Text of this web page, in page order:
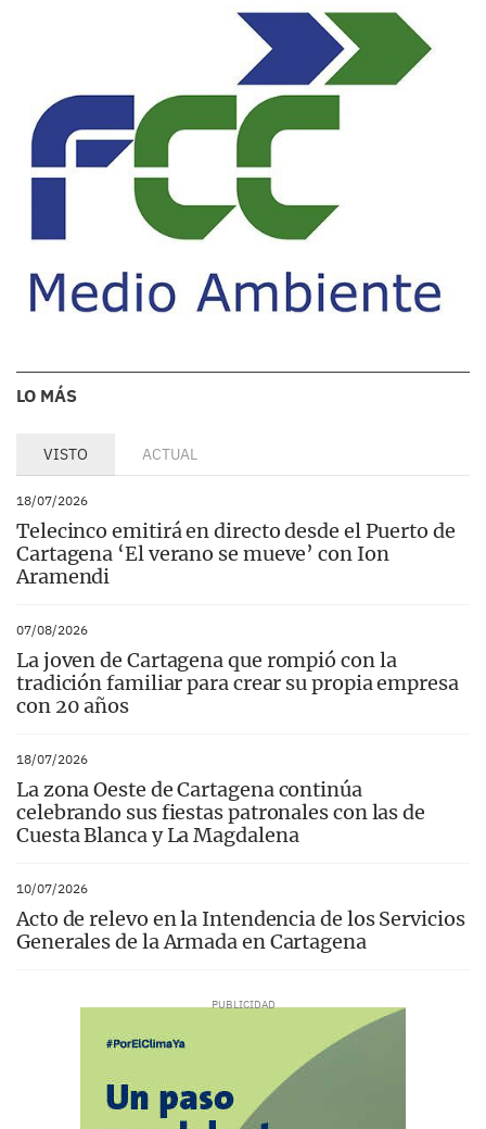
LO MÁS
VISTO ACTUAL
18/07/2026
Telecinco emitirá en directo desde el Puerto de
Cartagena ‘El verano se mueve’ con Ion
Aramendi
07/08/2026
La joven de Cartagena que rompió con la
tradición familiar para crear su propia empresa
con 20 años
18/07/2026
La zona Oeste de Cartagena continúa
celebrando sus fiestas patronales con las de
Cuesta Blanca y La Magdalena
10/07/2026
Acto de relevo en la Intendencia de los Servicios
Generales de la Armada en Cartagena